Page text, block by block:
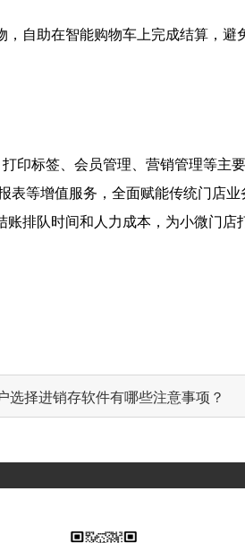
自助在智能购物车上完成结算，避
打印标签、会员管理、营销管理等主
表等增值服务，全面赋能传统门店
排队时间和人力成本，为小微门店
选择进销存软件有哪些注意事项？